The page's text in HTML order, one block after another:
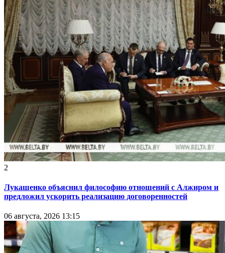
2
Лукашенко объяснил философию отношений с Алжиром и
предложил ускорить реализацию договоренностей
06 августа, 2026 13:15